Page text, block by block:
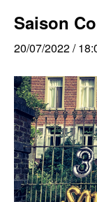
Saison
20/07/2022 /